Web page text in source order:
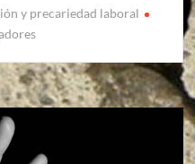
y precariedad laboral